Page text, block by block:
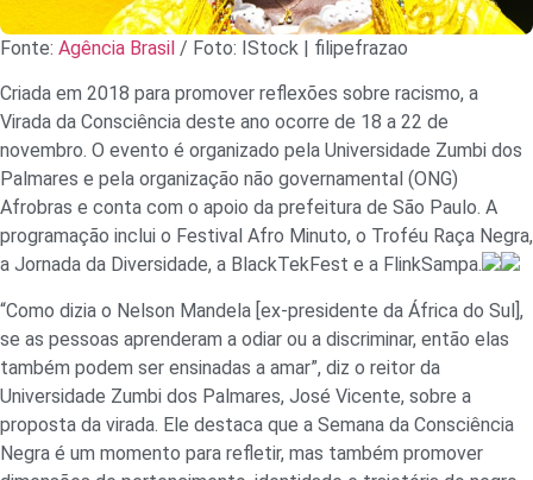
Fonte: Agência Brasil / Foto: IStock | filipefrazao
Criada em 2018 para promover reflexões sobre racismo, a
Virada da Consciência deste ano ocorre de 18 a 22 de
novembro. O evento é organizado pela Universidade Zumbi dos
Palmares e pela organização não governamental (ONG)
Afrobras e conta com o apoio da prefeitura de São Paulo. A
programação inclui o Festival Afro Minuto, o Troféu Raça Negra,
a Jornada da Diversidade, a BlackTekFest e a FlinkSampa.
“Como dizia o Nelson Mandela [ex-presidente da África do Sul],
se as pessoas aprenderam a odiar ou a discriminar, então elas
também podem ser ensinadas a amar”, diz o reitor da
Universidade Zumbi dos Palmares, José Vicente, sobre a
proposta da virada. Ele destaca que a Semana da Consciência
Negra é um momento para refletir, mas também promover